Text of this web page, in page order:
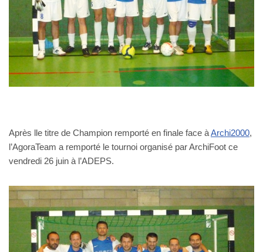
Après lle titre de Champion remporté en finale face àArchi2000,
l’AgoraTeam a remporté le tournoi organisé par ArchiFoot ce
vendredi 26 juin à l’ADEPS.